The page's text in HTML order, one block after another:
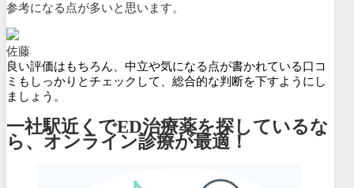
参考になる点が多いと思います。
佐藤
良い評価はもちろん、中立や気になる点が書かれている口コ
ミもしっかりとチェックして、総合的な判断を下すようにし
ましょう。
一社駅近くでED治療薬を探しているな
ら、オンライン診療が最適！